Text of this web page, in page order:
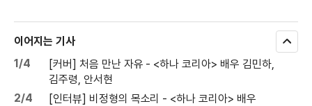
이어지는 기사
1/4
[커버] 처음 만난 자유 - <하나 코리아> 배우 김민하,
김주령, 안서현
2/4
[인터뷰] 비정형의 목소리 - <하나 코리아> 배우
모